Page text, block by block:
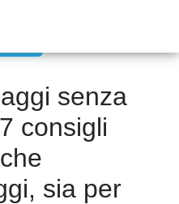
senza
consigli
sia per